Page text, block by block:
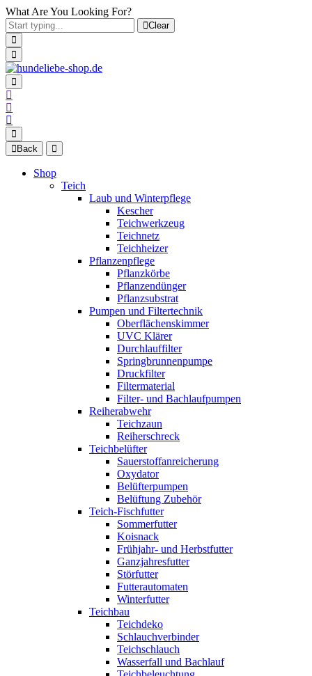
What Are You Looking For?
Clear
Back
Shop
Teich
Laub und Winterpflege
Kescher
Teichwerkzeug
Teichnetz
Teichheizer
Pflanzenpflege
Pflanzkörbe
Pflanzendünger
Pflanzsubstrat
Pumpen und Filtertechnik
Oberflächenskimmer
UVC Klärer
Durchlauffilter
Springbrunnenpumpe
Druckfilter
Filtermaterial
Filter- und Bachlaufpumpen
Reiherabwehr
Teichzaun
Reiherschreck
Teichbelüfter
Sauerstoffanreicherung
Oxydator
Belüfterpumpen
Belüftung Zubehör
Teich-Fischfutter
Sommerfutter
Koisnack
Frühjahr- und Herbstfutter
Ganzjahresfutter
Störfutter
Futterautomaten
Winterfutter
Teichbau
Teichdeko
Schlauchverbinder
Teichschlauch
Wasserfall und Bachlauf